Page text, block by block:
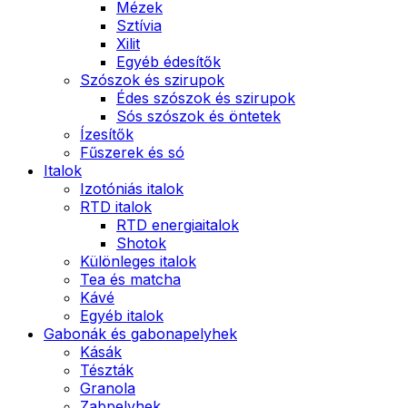
Mézek
Sztívia
Xilit
Egyéb édesítők
Szószok és szirupok
Édes szószok és szirupok
Sós szószok és öntetek
Ízesítők
Fűszerek és só
Italok
Izotóniás italok
RTD italok
RTD energiaitalok
Shotok
Különleges italok
Tea és matcha
Kávé
Egyéb italok
Gabonák és gabonapelyhek
Kásák
Tészták
Granola